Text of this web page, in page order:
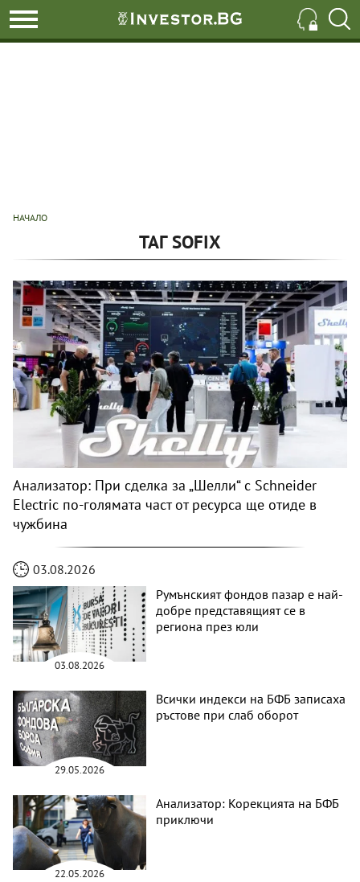
НАЧАЛО
ТАГ SOFIX
Анализатор: При сделка за „Шелли“ с Schneider
Electric по-голямата част от ресурса ще отиде в
чужбина
03.08.2026
03.08.2026
Румънският фондов пазар е най-
добре представящият се в
региона през юли
29.05.2026
Всички индекси на БФБ записаха
ръстове при слаб оборот
22.05.2026
Анализатор: Корекцията на БФБ
приключи